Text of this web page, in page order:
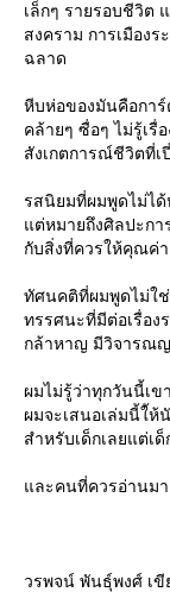
เล็กๆ รายรอบชีวิต
สงคราม การเมืองร
ฉลาด
หีบห่อของมันคือกา
คล้ายๆ ซื่อๆ ไม่รู้เรื่
สังเกตการณ์ชีวิตที่เ
รสนิยมที่ผมพูดไม่ได้
ต่หมายถึงศิลปะกา
กับสิ่งที่ควรให้คุณค่า
ทัศนคติที่ผมพูดไม่ใ
ทรรศนะที่มีต่อเรื่อง
กล้าหาญ มีวิจารณ
ผมไม่รู้ว่าทุกวันนี้เข
ผมจะเสนอเล่มนี้ใ้ห้
สำหรับเด็กเลยแต่เ
ละคนที่ควรอ่านมา
วรพจน์ พันธุ์พงศ์ เ